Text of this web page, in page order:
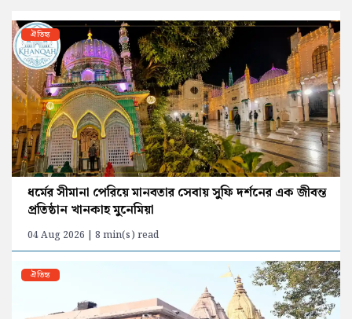
ঐতিহ্য
ধর্মের সীমানা পেরিয়ে মানবতার সেবায় সুফি দর্শনের এক জীবন্ত
প্রতিষ্ঠান খানকাহ মুনেমিয়া
04 Aug 2026 | 8 min(s) read
ঐতিহ্য